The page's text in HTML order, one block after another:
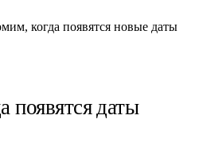
когда появятся новые даты
появятся даты